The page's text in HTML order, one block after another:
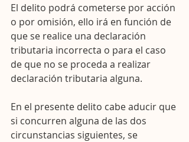
El delito podrá cometerse por acción
o por omisión, ello irá en función de
que se realice una declaración
tributaria incorrecta o para el caso
de que no se proceda a realizar
declaración tributaria alguna.
En el presente delito cabe aducir que
si concurren alguna de las dos
circunstancias siguientes, se